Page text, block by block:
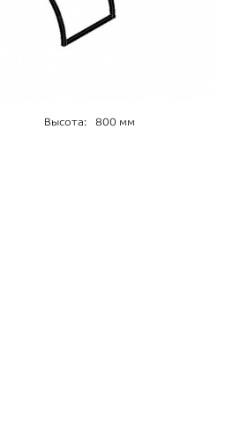
Высота: 800 мм